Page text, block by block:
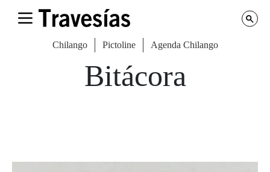
Chilango Pictoline Agenda Chilango
Bitácora